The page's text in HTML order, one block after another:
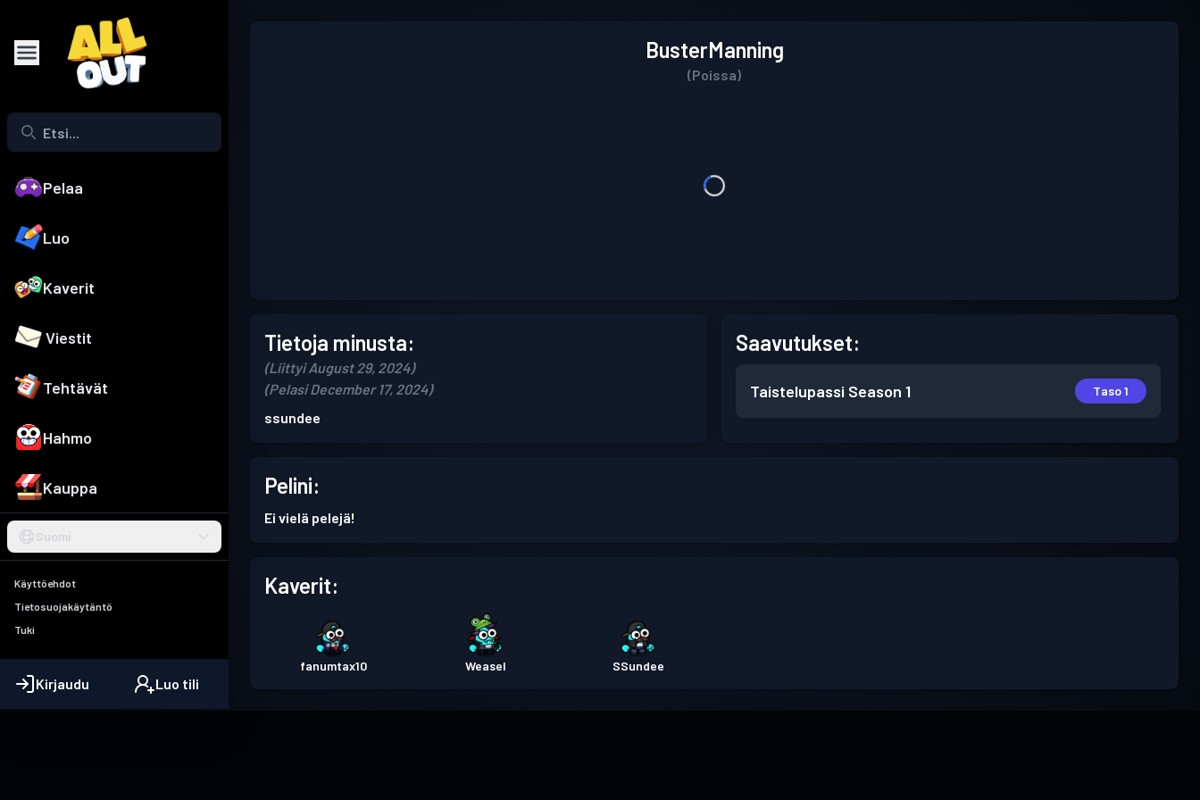
Pelaa
Luo
Kaverit
Viestit
Tehtävät
Hahmo
Kauppa
Suomi
Käyttöehdot
Tietosuojakäytäntö
Tuki
Kirjaudu Luo tili
BusterManning
(Poissa)
Tietoja minusta:
(Liittyi August 29, 2024)
(Pelasi December 17, 2024)
ssundee
Saavutukset:
Taistelupassi Season 1 Taso 1
Pelini:
Ei vielä pelejä!
Kaverit:
fanumtax10 Weasel SSundee